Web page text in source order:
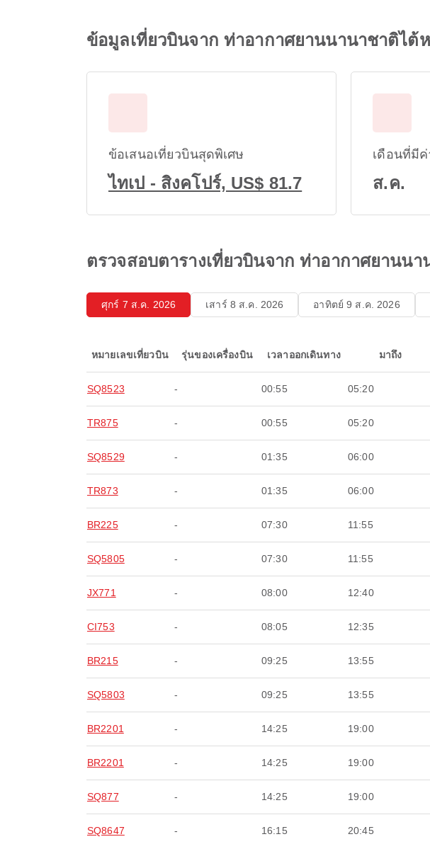
ข้อมูลเที่ยวบินจาก ท่าอากาศยานนานาชาติไต้
ข้อเสนอเที่ยวบินสุดพิเศษ
ไทเป - สิงคโปร์, US$ 81.7
เดือนที่มี
ส.ค.
ตรวจสอบตารางเที่ยวบินจาก ท่าอากาศยานน
ศุกร์ 7 ส.ค. 2026 เสาร์ 8 ส.ค. 2026 อาทิตย์ 9 ส.ค. 2026
หมายเลขเที่ยวบิน รุ่นของเครื่องบิน เวลาออกเดินทาง มาถึง
SQ8523 - 00:55 05:20
TR875 - 00:55 05:20
SQ8529 - 01:35 06:00
TR873 - 01:35 06:00
BR225 - 07:30 11:55
SQ5805 - 07:30 11:55
JX771 - 08:00 12:40
CI753 - 08:05 12:35
BR215 - 09:25 13:55
SQ5803 - 09:25 13:55
BR2201 - 14:25 19:00
BR2201 - 14:25 19:00
SQ877 - 14:25 19:00
SQ8647 - 16:15 20:45